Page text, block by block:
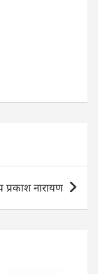
नारायण